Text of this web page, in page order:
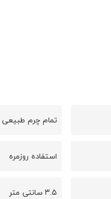
تمام چرم طبیعی
استفاده روزمره
۳.۵ سانتی متر